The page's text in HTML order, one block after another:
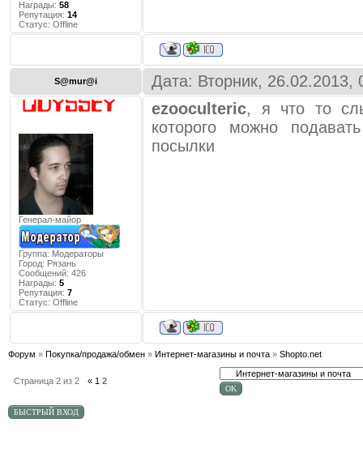
Награды: 58
Репутация: 14
Статус: Offline
S@mur@i Дата: Вторник,
Генерал-майор
Группа: Модераторы
Город: Рязань
Сообщений: 426
Награды: 5
Репутация: 7
Статус: Offline
ezooculteric, я что то
которого можно
посылки
Форум » Покупка/продажа/обмен » Интернет-магазины и почта » Shopto.net
Страница 2 из 2 « 1 2